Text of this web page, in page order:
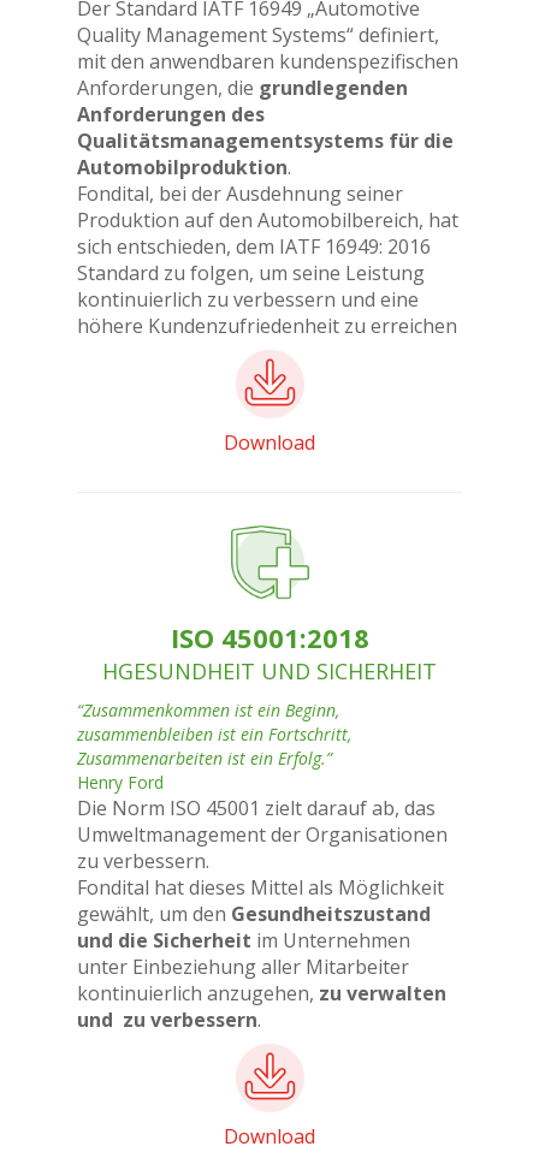
Der Standard IATF 16949 „Automotive
Quality Management Systems“ definiert,
mit den anwendbaren kundenspezifischen
Anforderungen, die grundlegenden
Anforderungen des
Qualitätsmanagementsystems für die
Automobilproduktion.
Fondital, bei der Ausdehnung seiner
Produktion auf den Automobilbereich, hat
sich entschieden, dem IATF 16949: 2016
Standard zu folgen, um seine Leistung
kontinuierlich zu verbessern und eine
höhere Kundenzufriedenheit zu erreichen
Download
ISO 45001:2018
HGESUNDHEIT UND SICHERHEIT
“Zusammenkommen ist ein Beginn,
zusammenbleiben ist ein Fortschritt,
Zusammenarbeiten ist ein Erfolg.”
Henry Ford
Die Norm ISO 45001 zielt darauf ab, das
Umweltmanagement der Organisationen
zu verbessern.
Fondital hat dieses Mittel als Möglichkeit
gewählt, um den Gesundheitszustand
und die Sicherheit im Unternehmen
unter Einbeziehung aller Mitarbeiter
kontinuierlich anzugehen, zu verwalten
und zu verbessern.
Download